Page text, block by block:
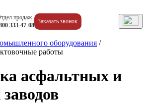
Заказать звонок
продаж
333-47-08
оборудования /
работы
асфальтных и